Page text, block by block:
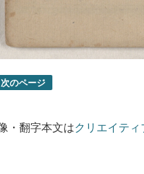
次のページ
・翻字本文はクリエイテ